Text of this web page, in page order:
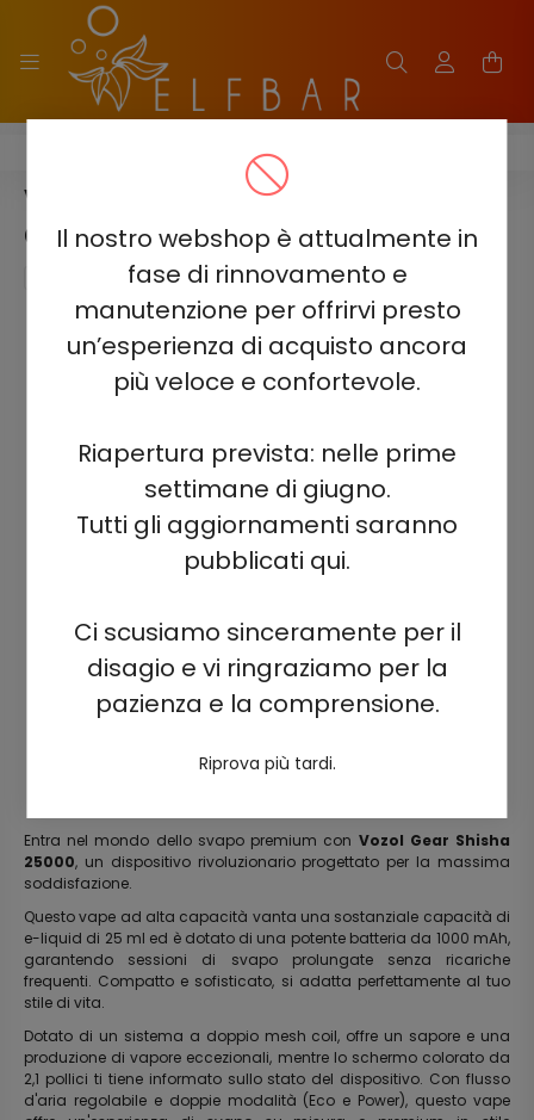
Il nostro webshop è attualmente in
fase di rinnovamento e
manutenzione per offrirvi presto
un’esperienza di acquisto ancora
più veloce e confortevole.
Riapertura prevista: nelle prime
settimane di giugno.
Tutti gli aggiornamenti saranno
pubblicati qui.
Ci scusiamo sinceramente per il
disagio e vi ringraziamo per la
pazienza e la comprensione.
Riprova più tardi.
VOZOL GEAR SISHA 25000 - 0.5%
VOZOL GEAR SISHA 25000 -
GRAPE ICE 0.5% NICOTINE
Entra nel mondo dello svapo premium con Vozol Gear Shisha
25000, un dispositivo rivoluzionario progettato per la massima
soddisfazione.
Questo vape ad alta capacità vanta una sostanziale capacità di
e-liquid di 25 ml ed è dotato di una potente batteria da 1000 mAh,
garantendo sessioni di svapo prolungate senza ricariche
frequenti. Compatto e sofisticato, si adatta perfettamente al tuo
stile di vita.
Dotato di un sistema a doppio mesh coil, offre un sapore e una
produzione di vapore eccezionali, mentre lo schermo colorato da
2,1 pollici ti tiene informato sullo stato del dispositivo. Con flusso
d'aria regolabile e doppie modalità (Eco e Power), questo vape